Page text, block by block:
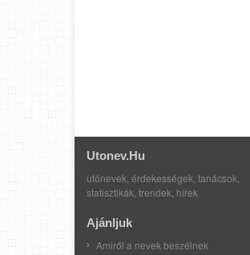
Utonev.hu
utónevek, érdekességek, tanácsok,
statisztikák, trendek, hírek
Ajánljuk
Amiről a nevek beszélnek